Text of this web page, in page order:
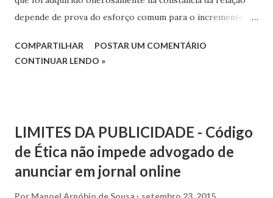
depende de prova do esforço comum para o incremento
Superior Tribunal de Justiça (STJ). Segundo o relator do
caracterizada pela separação de bens.
COMPARTILHAR
POSTAR UM COMENTÁRIO
CONTINUAR LENDO »
LIMITES DA PUBLICIDADE - Código
de Ética não impede advogado de
anunciar em jornal online